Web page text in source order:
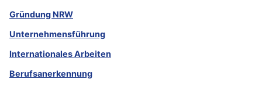
Gründung NRW
Unternehmensführung
Internationales Arbeiten
Berufsanerkennung